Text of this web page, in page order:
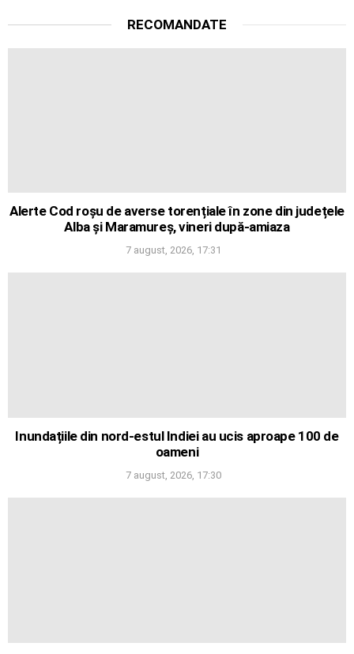
RECOMANDATE
Alerte Cod roșu de averse torențiale în zone din județele
Alba și Maramureș, vineri după-amiaza
7 august, 2026, 17:31
Inundațiile din nord-estul Indiei au ucis aproape 100 de
oameni
7 august, 2026, 17:30